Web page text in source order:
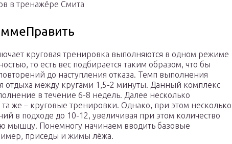
в тренажёре Смита
круговая тренировка выполняются в одном режиме
то есть вес подбирается таким образом, что бы
до наступления отказа. Темп выполнения
отдыха между кругами 1,5-2 минуты. Данный комплекс
в течение 6-8 недель. Далее несколько
же – круговые тренировки. Однако, при этом несколько
в подходе до 10-12, увеличивая при этом количество
мышцу. Понемногу начинаем вводить базовые
приседы и жимы лёжа.